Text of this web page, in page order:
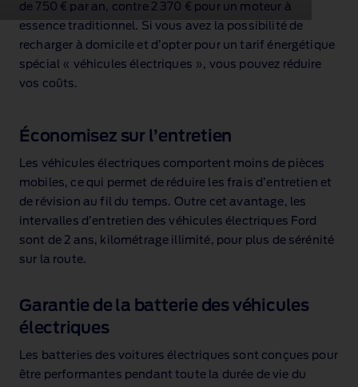
de 750 € par an, contre 2 370 € pour un moteur à
essence traditionnel . Si vous avez la possibilité de
recharger à domicile et d’opter pour un tarif énergétique
spécial « véhicules électriques », vous pouvez réduire
vos coûts.
Économisez sur l’entretien
Les véhicules électriques comportent moins de pièces
mobiles, ce qui permet de réduire les frais d’entretien et
de révision au fil du temps. Outre cet avantage, les
intervalles d’entretien des véhicules électriques Ford
sont de 2 ans, kilométrage illimité, pour plus de sérénité
sur la route.
Garantie de la batterie des véhicules
électriques
Les batteries des voitures électriques sont conçues pour
être performantes pendant toute la durée de vie du